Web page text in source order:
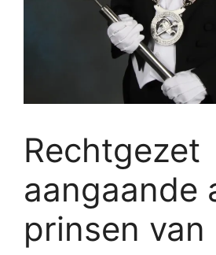
Rechtgezet
aangaande
prinsen van